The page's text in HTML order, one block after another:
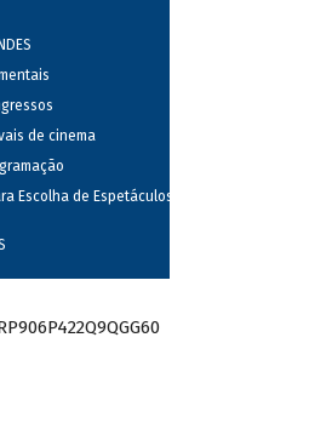
de cinema
Escolha de Espetáculos